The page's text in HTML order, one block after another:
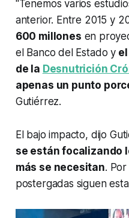
"Tenemos varios
anterior. Entre 2015 y
600 millones en
el Banco del Estado y
de la Desnutrición
apenas un punto
Gutiérrez.
El bajo impacto, dijo
se están focalizando
más se necesitan.
postergadas siguen